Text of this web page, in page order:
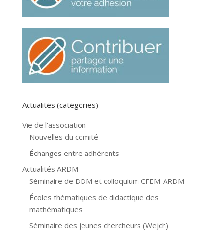
Actualités (catégories)
Vie de l'association
Nouvelles du comité
Échanges entre adhérents
Actualités ARDM
Séminaire de DDM et colloquium CFEM-ARDM
Écoles thématiques de didactique des
mathématiques
Séminaire des jeunes chercheurs (Wejch)